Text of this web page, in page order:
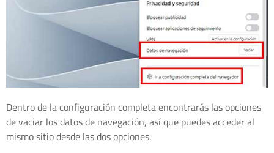
Dentro de la configuración completa encontrarás las opciones
de vaciar los datos de navegación, así que puedes acceder al
mismo sitio desde las dos opciones.